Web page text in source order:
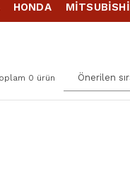
HONDA MİTSUBİSHİ
0 ürün